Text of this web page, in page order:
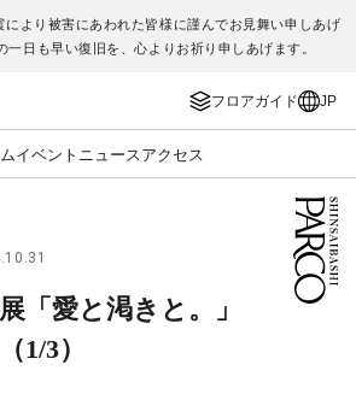
により被害にあわれた皆様に謹んでお見舞い申しあげ
一日も早い復旧を、心よりお祈り申しあげます。
フロアガイド JP
イベント ニュース アクセス
ス
ェ「愛と渇きと。」
（1/3）